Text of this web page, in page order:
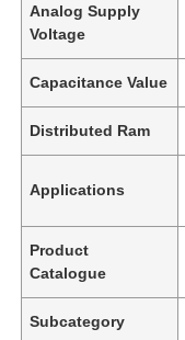
Analog Supply
Voltage
Capacitance Value
Distributed Ram
Applications
Product
Catalogue
Subcategory